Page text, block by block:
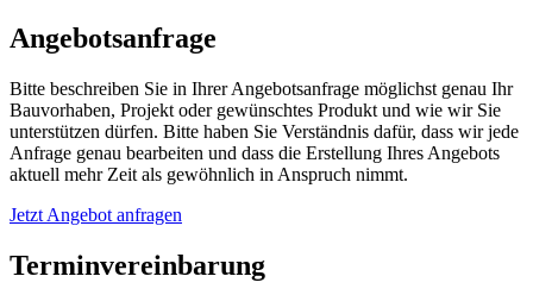
Angebotsanfrage
Bitte beschreiben Sie in Ihrer Angebotsanfrage möglichst genau Ihr
Bauvorhaben, Projekt oder gewünschtes Produkt und wie wir Sie
unterstützen dürfen. Bitte haben Sie Verständnis dafür, dass wir jede
Anfrage genau bearbeiten und dass die Erstellung Ihres Angebots
aktuell mehr Zeit als gewöhnlich in Anspruch nimmt.
Jetzt Angebot anfragen
Terminvereinbarung